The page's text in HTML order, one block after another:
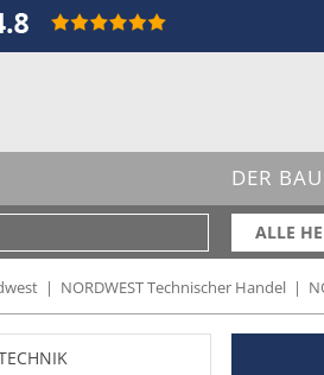
DER
ALLE
| NORDWEST Technischer Handel |